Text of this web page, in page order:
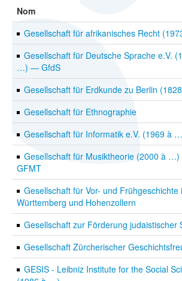
Nom
Gesellschaft für afrikanisches Recht
Gesellschaft für Deutsche Sprache e.V.
…) — GfdS
Gesellschaft für Erdkunde zu Berlin
Gesellschaft für Ethnographie
Gesellschaft für Informatik e.V. (1969 à
Gesellschaft für Musiktheorie (2000 à
GFMT
Gesellschaft für Vor- und Frühgeschichte
Württemberg und Hohenzollern
Gesellschaft zur Förderung judaistischer
Gesellschaft Zürcherischer
GESIS - Leibniz Institute for the Social